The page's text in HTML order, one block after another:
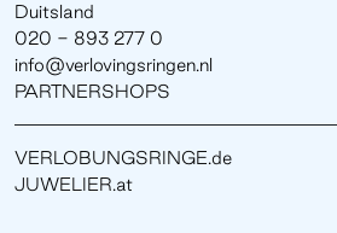
Duitsland
020 - 893 277 0
info@verlovingsringen.nl
PARTNERSHOPS
VERLOBUNGSRINGE.de
JUWELIER.at